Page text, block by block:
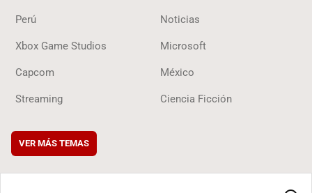
Perú Noticias
Xbox Game Studios Microsoft
Capcom México
Streaming Ciencia Ficción
VER MÁS TEMAS